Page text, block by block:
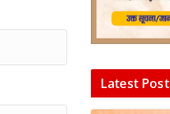
Latest Post